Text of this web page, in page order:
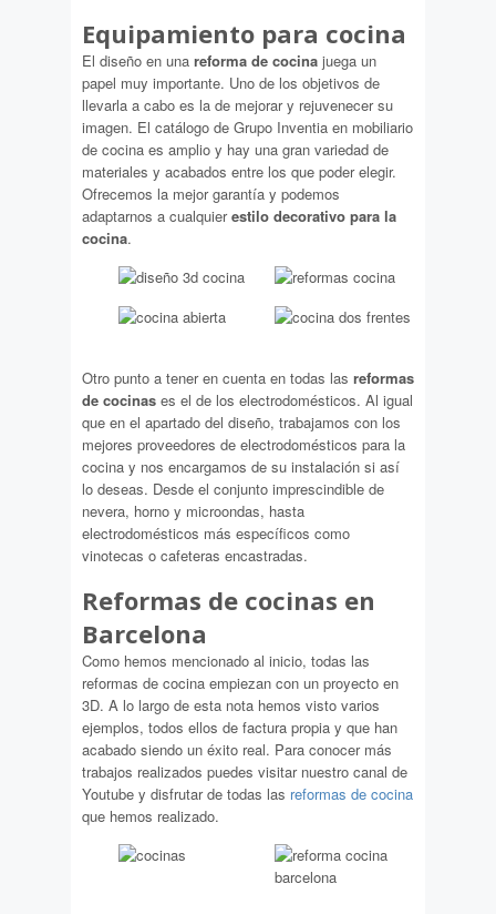
Equipamiento para cocina
El diseño en una reforma de cocina juega un
papel muy importante. Uno de los objetivos de
llevarla a cabo es la de mejorar y rejuvenecer su
imagen. El catálogo de Grupo Inventia en mobiliario
de cocina es amplio y hay una gran variedad de
materiales y acabados entre los que poder elegir.
Ofrecemos la mejor garantía y podemos
adaptarnos a cualquierestilo decorativo para la
cocina.
Otro punto a tener en cuenta en todas las reformas
de cocinas es el de los electrodomésticos. Al igual
que en el apartado del diseño, trabajamos con los
mejores proveedores de electrodomésticos para la
cocina y nos encargamos de su instalación si así
lo deseas. Desde el conjunto imprescindible de
nevera, horno y microondas, hasta
electrodomésticos más específicos como
vinotecas o cafeteras encastradas.
Reformas de cocinas en
Barcelona
Como hemos mencionado al inicio, todas las
reformas de cocina empiezan con un proyecto en
3D. A lo largo de esta nota hemos visto varios
ejemplos, todos ellos de factura propia y que han
acabado siendo un éxito real. Para conocer más
trabajos realizados puedes visitar nuestro canal de
Youtube y disfrutar de todas las reformas de cocina
que hemos realizado.